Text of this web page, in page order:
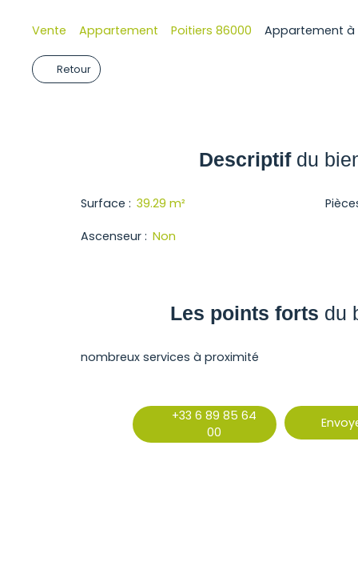
Vente Appartement Poitiers 86000 Appartement à
Retour
Descriptifdu
Surface : 39.29 m²
Ascenseur : Non
Les points forts du
nombreux services à proximité
+33 6 89 85 64
00